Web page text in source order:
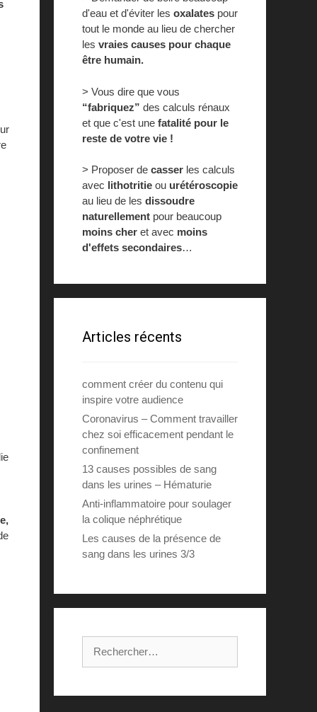
d'eau et d'éviter les oxalates pour
tout le monde au lieu de chercher
les vraies causes pour chaque
être humain.
> Vous dire que vous
“fabriquez” des calculs rénaux
et que c'est une fatalité pour le
reste de votre vie !
> Proposer de casser les calculs
avec lithotritie ou urétéroscopie
au lieu de les dissoudre
naturellement pour beaucoup
moins cher et avec moins
d'effets secondaires…
Articles récents
comment créer du contenu qui
inspire votre audience
Coronavirus – Comment travailler
chez soi efficacement pendant le
confinement
13 causes possibles de sang
dans les urines – Hématurie
Anti-inflammatoire pour soulager
la colique néphrétique
Les causes de la présence de
sang dans les urines 3/3